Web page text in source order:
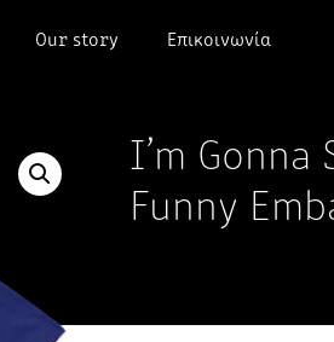
Our story Επικοινωνία
I’m
Funny